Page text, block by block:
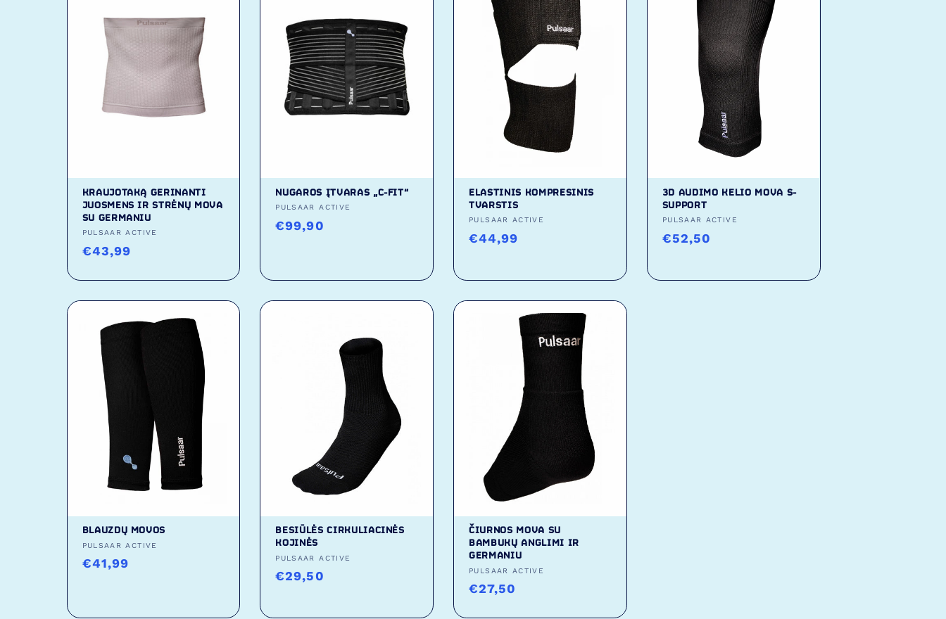
KRAUJOTAKĄ GERINANTI
JUOSMENS IR STRĖNŲ MOVA
SU GERMANIU
Tiekėjas:
PULSAAR ACTIVE
Įprasta
€43,99
NUGAROS ĮTVARAS „C-FIT“
Tiekėjas:
PULSAAR ACTIVE
Įprasta
€99,90
ELASTINIS KOMPRESINIS
TVARSTIS
Tiekėjas:
PULSAAR ACTIVE
Įprasta
€44,99
3D AUDIMO KELIO MOVA S-
SUPPORT
Tiekėjas:
PULSAAR ACTIVE
Įprasta
€52,50
BLAUZDŲ MOVOS
Tiekėjas:
PULSAAR ACTIVE
Įprasta
€41,99
BESIŪLĖS CIRKULIACINĖS
KOJINĖS
Tiekėjas:
PULSAAR ACTIVE
Įprasta
€29,50
ČIURNOS MOVA SU
BAMBUKŲ ANGLIMI IR
GERMANIU
Tiekėjas:
PULSAAR ACTIVE
Įprasta
€27,50